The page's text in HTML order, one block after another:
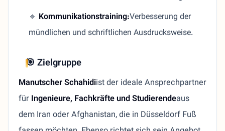
🔹 Kommunikationstraining:Verbesserung der
mündlichen und schriftlichen Ausdrucksweise.
🎯 Zielgruppe
Manutscher Schahidiist der ideale Ansprechpartner
fürIngenieure, Fachkräfte und Studierendeaus
dem Iran oder Afghanistan, die in Düsseldorf Fuß